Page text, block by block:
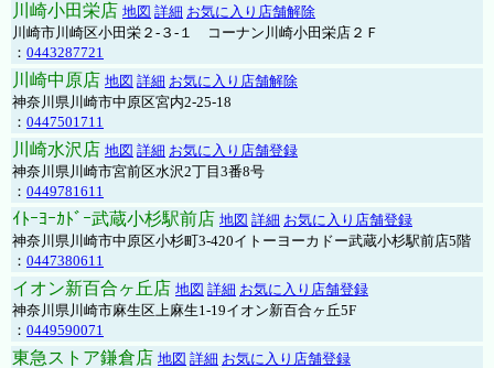
川崎小田栄店 地図 詳細 お気に入り店舗解除
川崎市川崎区小田栄２‐３‐１ コーナン川崎小田栄店２Ｆ
： 0443287721
川崎中原店 地図 詳細 お気に入り店舗解除
神奈川県川崎市中原区宮内2-25-18
： 0447501711
川崎水沢店 地図 詳細 お気に入り店舗登録
神奈川県川崎市宮前区水沢2丁目3番8号
： 0449781611
ｲﾄｰﾖｰｶﾄﾞｰ武蔵小杉駅前店 地図 詳細 お気に入り店舗登録
神奈川県川崎市中原区小杉町3-420イトーヨーカドー武蔵小杉駅前店5階
： 0447380611
イオン新百合ヶ丘店 地図 詳細 お気に入り店舗登録
神奈川県川崎市麻生区上麻生1-19イオン新百合ヶ丘5F
： 0449590071
東急ストア鎌倉店 地図 詳細 お気に入り店舗登録